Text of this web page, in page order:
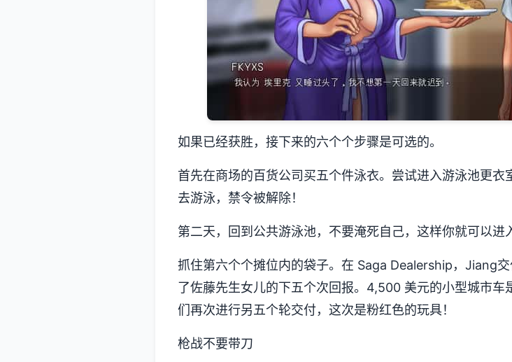
如果已经获胜，接下来的六个个步骤是可选的。
首先在商场的百货公司买五个件泳衣。尝试进入游泳池更
去游泳，禁令被解除！
第二天，回到公共游泳池，不要淹死自己，这样你就可以进
抓住第六个个摊位内的袋子。在 Saga Dealership，Jiang
了佐藤先生女儿的下五个次回报。4,500 美元的小型城市
们再次进行另五个轮交付，这次是粉红色的玩具！
枪战不要带刀